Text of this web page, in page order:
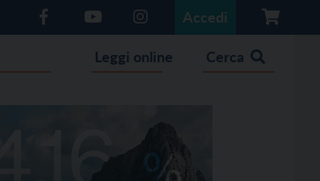
Accedi
Leggi online Cerca